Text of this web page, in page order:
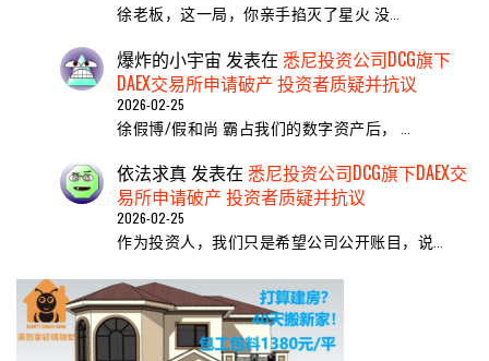
​徐老板，这一局，你亲手掐灭了星火 ​没…
爆炸的小宇宙 发表在 悉尼投资公司DCG旗下
DAEX交易所申请破产 投资者质疑并抗议
2026-02-25
徐假博/假和尚 霸占我们的数字资产后， …
依法求真发表在 悉尼投资公司DCG旗下DAEX交
易所申请破产 投资者质疑并抗议
2026-02-25
作为投资人，我们只是希望公司公开账目，说…